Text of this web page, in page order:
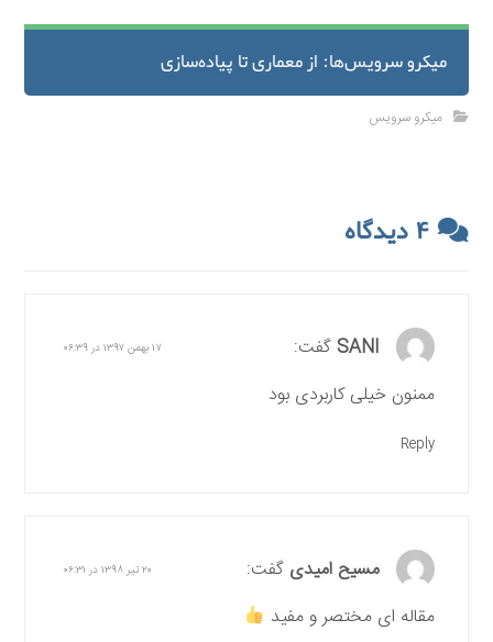
میکرو سرویس‌ها: از معماری تا پیاده‌سازی
میکرو سرویس
۴ دیدگاه
SANI گفت: ۱۷ بهمن ۱۳۹۷ در ۰۶:۳۹
ممنون خیلی کاربردی بود
Reply
مسیح امیدی گفت: ۲۰ تیر ۱۳۹۸ در ۰۶:۳۱
مقاله ای مختصر و مفید